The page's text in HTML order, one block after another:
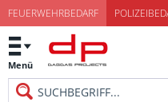
FEUERWEHRBEDARF
Menü